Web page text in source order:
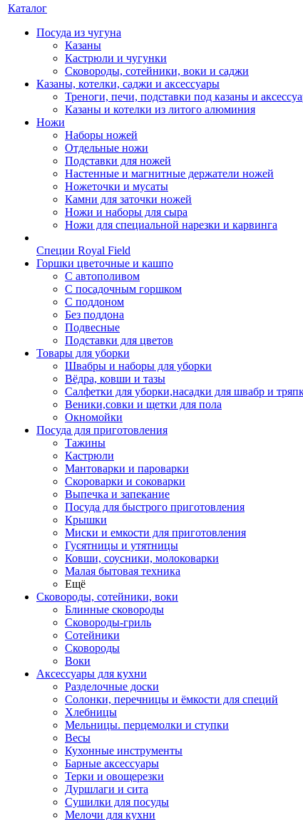
Каталог
Посуда из чугуна
Казаны
Кастрюли и чугунки
Сковороды, сотейники, воки и саджи
Казаны, котелки, саджи и аксессуары
Треноги, печи, подставки под казаны и
Казаны и котелки из литого алюминия
Ножи
Наборы ножей
Отдельные ножи
Подставки для ножей
Настенные и магнитные держатели ножей
Ножеточки и мусаты
Камни для заточки ножей
Ножи и наборы для сыра
Ножи для специальной нарезки и карвинга
Специи Royal Field
Горшки цветочные и кашпо
С автополивом
С посадочным горшком
С поддоном
Без поддона
Подвесные
Подставки для цветов
Товары для уборки
Швабры и наборы для уборки
Вёдра, ковши и тазы
Салфетки для уборки,насадки для швабр и
Веники,совки и щетки для пола
Окномойки
Посуда для приготовления
Тажины
Кастрюли
Мантоварки и пароварки
Скороварки и соковарки
Выпечка и запекание
Посуда для быстрого приготовления
Крышки
Миски и емкости для приготовления
Гусятницы и утятницы
Ковши, соусники, молоковарки
Малая бытовая техника
Ещё
Сковороды, сотейники, воки
Блинные сковороды
Сковороды-гриль
Сотейники
Сковороды
Воки
Аксессуары для кухни
Разделочные доски
Солонки, перечницы и ёмкости для специй
Хлебницы
Мельницы. перцемолки и ступки
Весы
Кухонные инструменты
Барные аксессуары
Терки и овощерезки
Дуршлаги и сита
Сушилки для посуды
Мелочи для кухни